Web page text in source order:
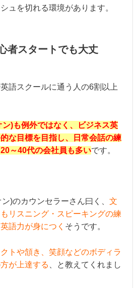
ュを切れる環境があります。
者スタートでも大丈
語スクールに通う人の6割以上
)も例外ではなく、ビジネス英
な目標を目指し、日常会話の練
～40代の会社員も多いです。
)のカウンセラーさん曰く、 文
リスニング・スピーキングの練
語力が身につく そうです。
トや頷き、笑顔などのボディラ
が上達する
、と教えてくれまし